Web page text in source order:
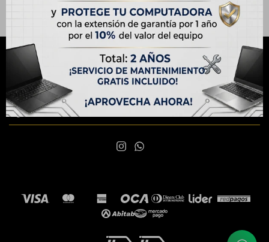
NEWSLETTER
¡Suscribite y recibí todas nuestras novedades!
SUSCRIBIRME
 